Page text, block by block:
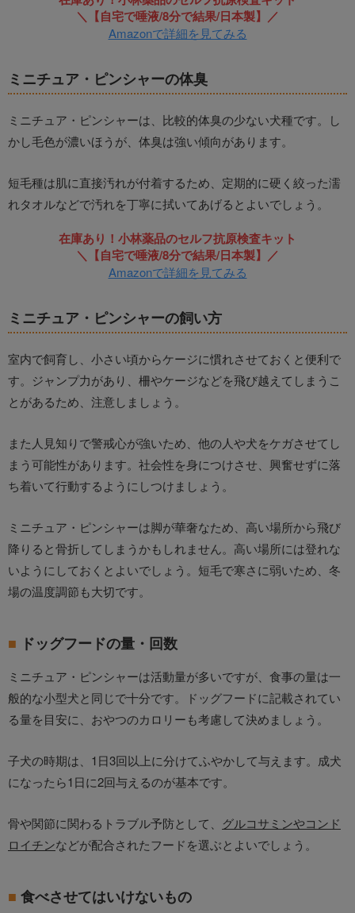
＼【自宅で唾液/8分で結果/日本製】／
Amazonで詳細を見てみる
ミニチュア・ピンシャーの体臭
ミニチュア・ピンシャーは、比較的体臭の少ない犬種です。し
かし毛色が濃いほうが、体臭は強い傾向があります。
短毛種は肌に直接汚れが付着するため、定期的に硬く絞った濡
れタオルなどで汚れを丁寧に拭いてあげるとよいでしょう。
在庫あり！小林薬品のセルフ抗原検査キット
＼【自宅で唾液/8分で結果/日本製】／
Amazonで詳細を見てみる
ミニチュア・ピンシャーの飼い方
室内で飼育し、小さい頃からケージに慣れさせておくと便利で
す。ジャンプ力があり、柵やケージなどを飛び越えてしまうこ
とがあるため、注意しましょう。
また人見知りで警戒心が強いため、他の人や犬をケガさせてし
まう可能性があります。社会性を身につけさせ、興奮せずに落
ち着いて行動するようにしつけましょう。
ミニチュア・ピンシャーは脚が華奢なため、高い場所から飛び
降りると骨折してしまうかもしれません。高い場所には登れな
いようにしておくとよいでしょう。短毛で寒さに弱いため、冬
場の温度調節も大切です。
ドッグフードの量・回数
ミニチュア・ピンシャーは活動量が多いですが、食事の量は一
般的な小型犬と同じで十分です。ドッグフードに記載されてい
る量を目安に、おやつのカロリーも考慮して決めましょう。
子犬の時期は、1日3回以上に分けてふやかして与えます。成犬
になったら1日に2回与えるのが基本です。
骨や関節に関わるトラブル予防として、 グルコサミンやコンド
ロイチンなどが配合されたフードを選ぶとよいでしょう。
食べさせてはいけないもの